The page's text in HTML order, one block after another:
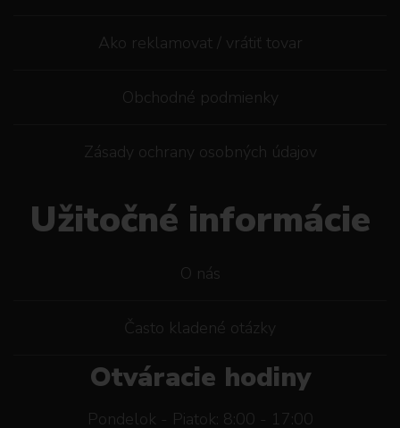
Ako reklamovat / vrátiť tovar
Obchodné podmienky
Zásady ochrany osobných údajov
Užitočné informácie
O nás
Často kladené otázky
Otváracie hodiny
Pondelok - Piatok: 8:00 - 17:00